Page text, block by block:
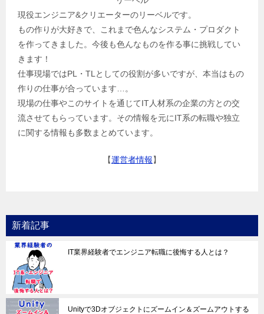
現役エンジニア&クリエーターのリーベルです。
もの作りが大好きで、これまで色んなシステム・プロダクト
を作ってきました。今後も色んなものを作る事に挑戦してい
きます！
仕事現場ではPL・TLとしての役割が多いですが、本当はもの
作りの仕事が合っています…。
現場の仕事やこのサイトを通じてIT人材系の企業の方との交
流させてもらっています。その情報を元にIT系の転職や独立
に関する情報も多数まとめています。
【運営者情報】
新着記事
IT業界経験者でエンジニア転職に後悔する人とは？
Unityで3Dオブジェクトにズームイン＆ズームアウトする